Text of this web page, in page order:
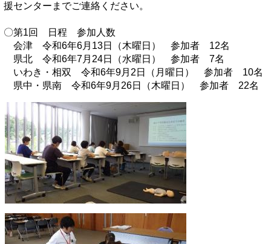
援センターまでご連絡ください。
〇第1回 日程 参加人数
会津 令和6年6月13日（木曜日） 参加者 12名
県北 令和6年7月24日（水曜日） 参加者 7名
いわき・相双 令和6年9月2日（月曜日） 参加者 10名
県中・県南 令和6年9月26日（木曜日） 参加者 22名